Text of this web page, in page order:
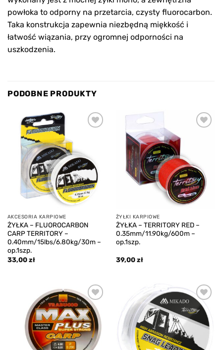
powłoka to odporny na przetarcia, czysty fluorocarbon.
Taka konstrukcja zapewnia niezbędną miękkość i
łatwość wiązania, przy ogromnej odporności na
uszkodzenia.
PODOBNE PRODUKTY
AKCESORIA KARPIOWE
ŻYŁKA – FLUOROCARBON
CARP TERRITORY –
0.40mm/15lbs/6.80kg/30m –
op.1szp.
33,00zł
ŻYŁKI KARPIOWE
ŻYŁKA – TERRITORY RED –
0.35mm/11.90kg/600m –
op.1szp.
39,00zł
Add to
wishlist
Add to
wishlist